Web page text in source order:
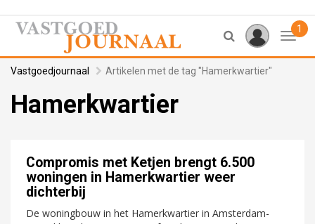
1
Vastgoedjournaal Artikelen met de tag "Hamerkwartier"
Hamerkwartier
Compromis met Ketjen brengt 6.500
woningen in Hamerkwartier weer
dichterbij
De woningbouw in het Hamerkwartier in Amsterdam-